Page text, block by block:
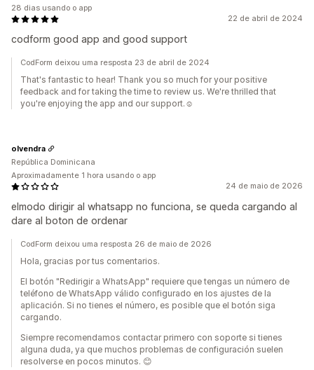
22 de abril de 2024
codform good app and good support
28 dias usando o app
CodForm deixou uma resposta 23 de abril de 2024
That's fantastic to hear! Thank you so much for your positive
feedback and for taking the time to review us. We're thrilled that
you're enjoying the app and our support.☺️
24 de maio de 2026
elmodo dirigir al whatsapp no funciona, se queda cargando al
dare al boton de ordenar
olvendra
República Dominicana
Aproximadamente 1 hora usando o app
CodForm deixou uma resposta 26 de maio de 2026
Hola, gracias por tus comentarios.
El botón "Redirigir a WhatsApp" requiere que tengas un número de
teléfono de WhatsApp válido configurado en los ajustes de la
aplicación. Si no tienes el número, es posible que el botón siga
cargando.
Siempre recomendamos contactar primero con soporte si tienes
alguna duda, ya que muchos problemas de configuración suelen
resolverse en pocos minutos. 😊